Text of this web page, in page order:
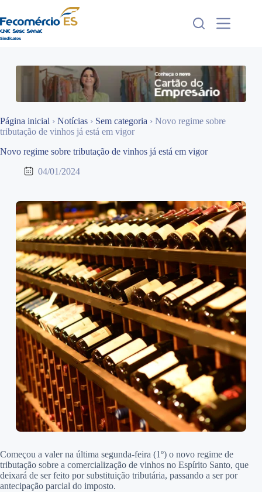
para
o
conteúdo
Página inicial › Notícias › Sem categoria › Novo regime sobre
tributação de vinhos já está em vigor
Novo regime sobre tributação de vinhos já está em vigor
04/01/2024
Começou a valer na última segunda-feira (1º) o novo regime de
tributação sobre a comercialização de vinhos no Espírito Santo, que
deixará de ser feito por substituição tributária, passando a ser por
antecipação parcial do imposto.